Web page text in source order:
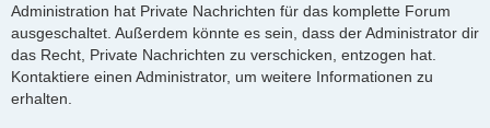
Administration hat Private Nachrichten für das komplette Forum
ausgeschaltet. Außerdem könnte es sein, dass der Administrator dir
das Recht, Private Nachrichten zu verschicken, entzogen hat.
Kontaktiere einen Administrator, um weitere Informationen zu
erhalten.